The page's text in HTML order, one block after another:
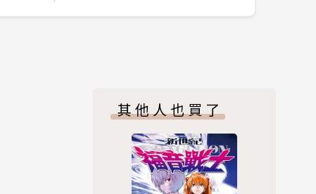
其他人也買了